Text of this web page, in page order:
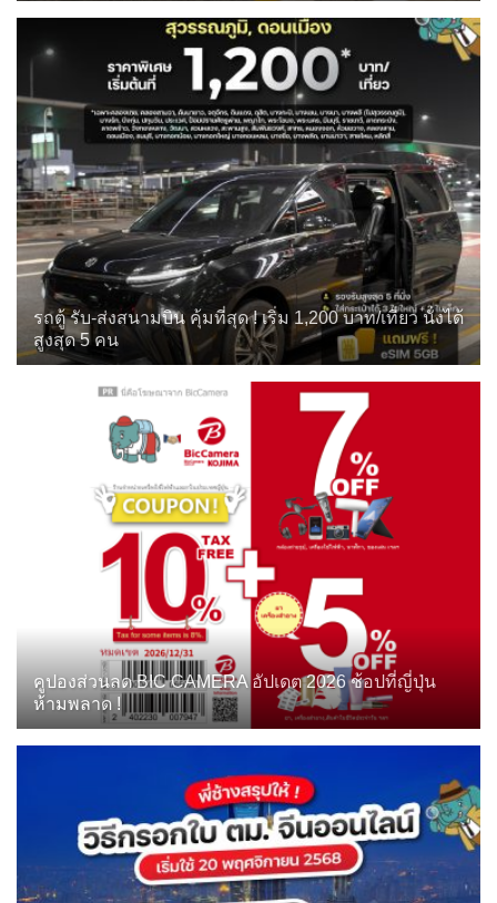
รถตู้ รับ-ส่งสนามบิน คุ้มที่สุด ! เริ่ม 1,200 บาท/เที่ยว นั่งได้
สูงสุด 5 คน
คูปองส่วนลด BIC CAMERA อัปเดต 2026 ช้อปที่ญี่ปุ่น
ห้ามพลาด !